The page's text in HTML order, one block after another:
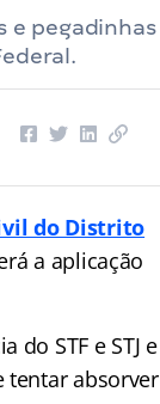
e pegadinhas
do Distrito
a aplicação
STF e STJ e
tentar absorver